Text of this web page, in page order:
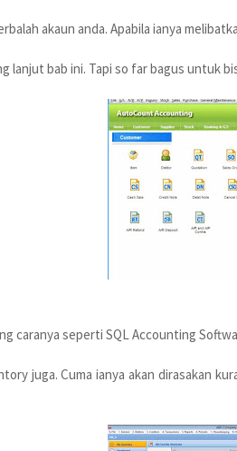
akaun anda. Apabila ianya
lanjut bab ini. Tapi so far bagus untuk
caranya seperti SQL Accounting
juga. Cuma ianya akan dirasakan